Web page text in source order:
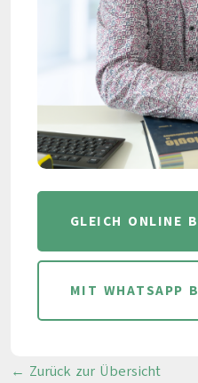
GLEICH ONLINE
MIT WHATSAPP
← Zurück zur Übersicht